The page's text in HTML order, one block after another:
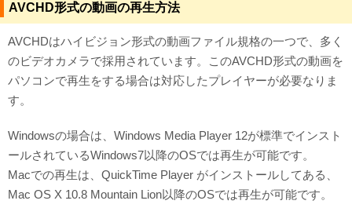
AVCHD形式の動画の再生方法
AVCHDはハイビジョン形式の動画ファイル規格の一つで、多く
のビデオカメラで採用されています。このAVCHD形式の動画を
パソコンで再生をする場合は対応したプレイヤーが必要なりま
す。
Windowsの場合は、Windows Media Player 12が標準でインスト
ールされているWindows7以降のOSでは再生が可能です。
Macでの再生は、QuickTime Player がインストールしてある、
Mac OS X 10.8 Mountain Lion以降のOSでは再生が可能です。